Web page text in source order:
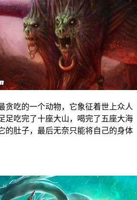
贪吃的一个动物，它象征着世上众人
足吃完了十座大山，喝完了五座大海
的肚子，最后无奈只能将自己的身体